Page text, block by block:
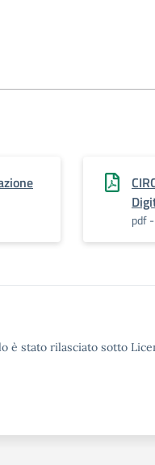
pdf
è stato rilasciato sotto